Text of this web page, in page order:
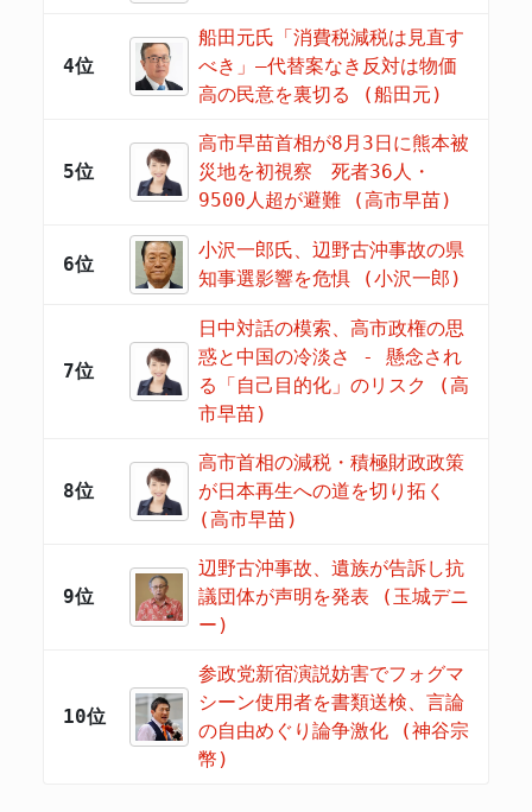
4位
船田元氏「消費税減税は見直す
べき」―代替案なき反対は物価
高の民意を裏切る (船田元)
5位
高市早苗首相が8月3日に熊本被
災地を初視察 死者36人・
9500人超が避難 (高市早苗)
6位
小沢一郎氏、辺野古沖事故の県
知事選影響を危惧 (小沢一郎)
7位
日中対話の模索、高市政権の思
惑と中国の冷淡さ - 懸念され
る「自己目的化」のリスク (高
市早苗)
8位
高市首相の減税・積極財政政策
が日本再生への道を切り拓く
(高市早苗)
9位
辺野古沖事故、遺族が告訴し抗
議団体が声明を発表 (玉城デニ
ー)
10位
参政党新宿演説妨害でフォグマ
シーン使用者を書類送検、言論
の自由めぐり論争激化 (神谷宗
幣)